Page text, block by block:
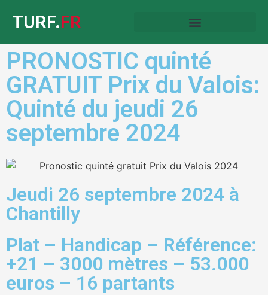
TURF.FR
PRONOSTIC quinté
GRATUIT Prix du Valois:
Quinté du jeudi 26
septembre 2024
Jeudi 26 septembre 2024 à
Chantilly
Plat – Handicap – Référence:
+21 – 3000 mètres – 53.000
euros – 16 partants